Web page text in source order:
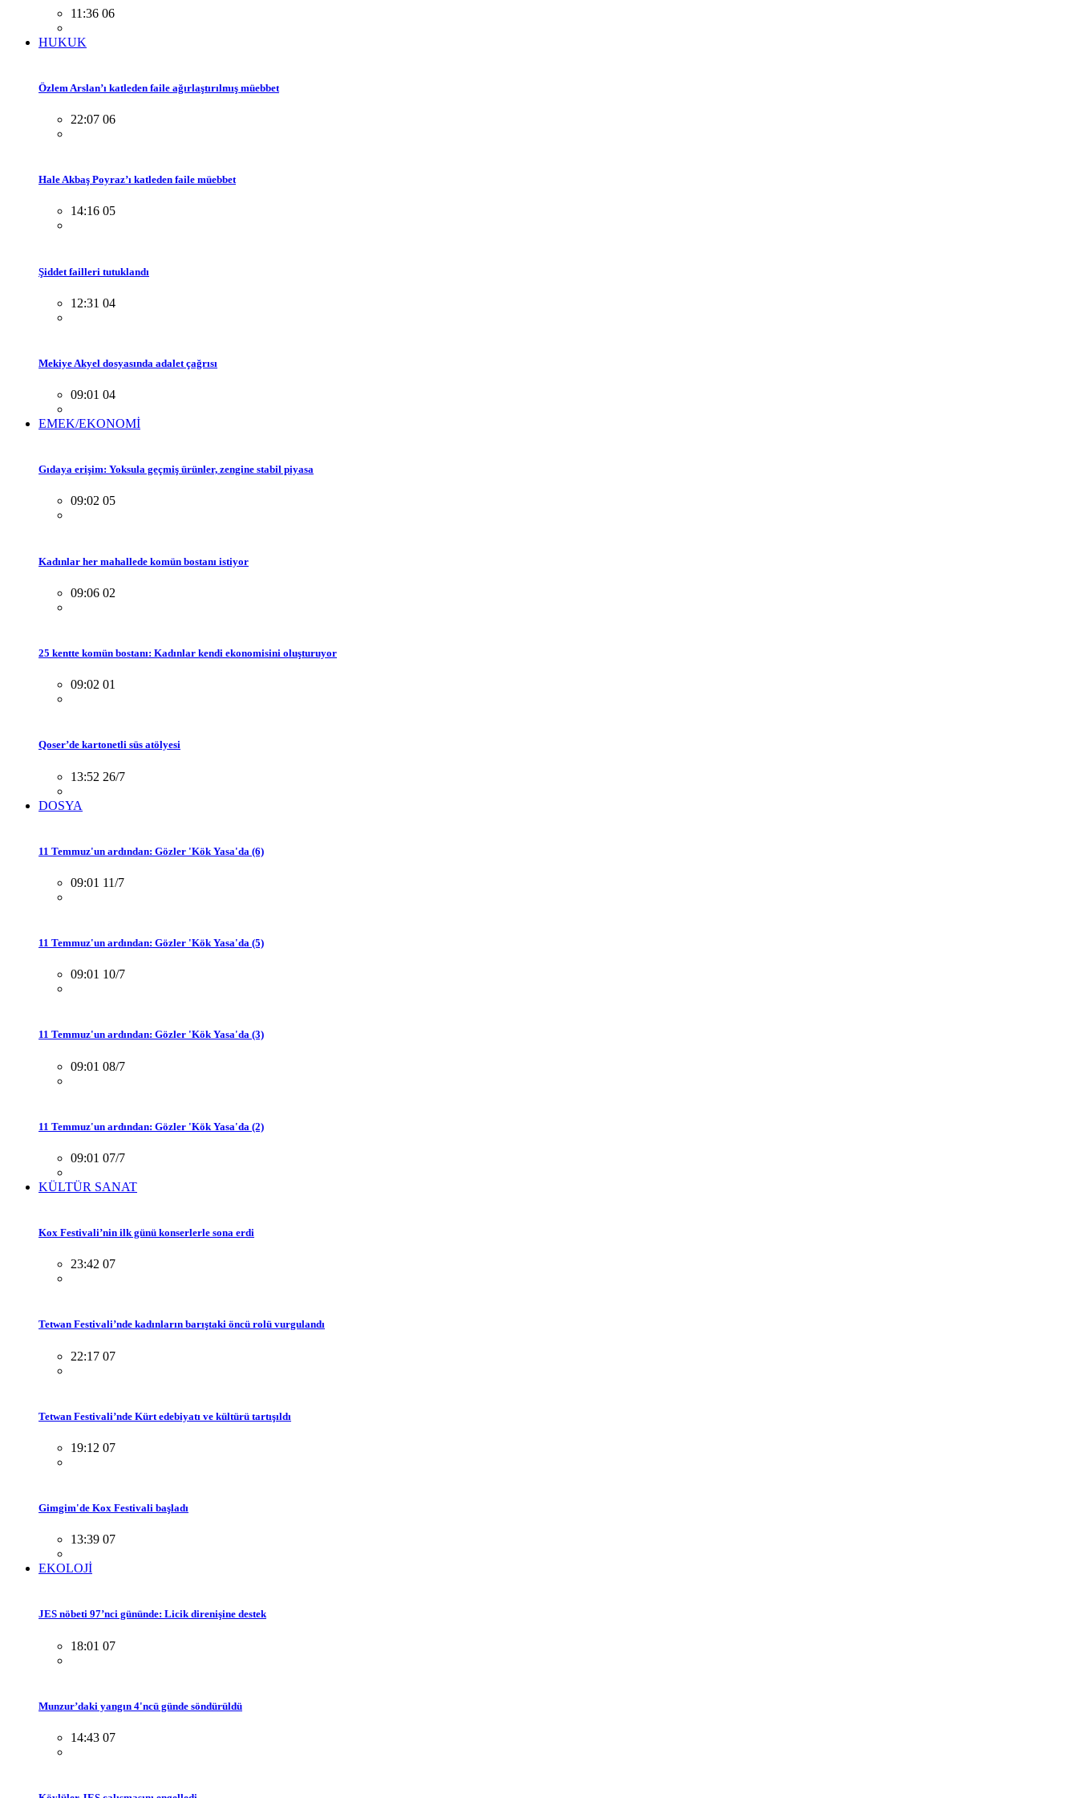
11:36 06
HUKUK
Özlem Arslan’ı katleden faile ağırlaştırılmış müebbet
22:07 06
Hale Akbaş Poyraz’ı katleden faile müebbet
14:16 05
Şiddet failleri tutuklandı
12:31 04
Mekiye Akyel dosyasında adalet çağrısı
09:01 04
EMEK/EKONOMİ
Gıdaya erişim: Yoksula geçmiş ürünler, zengine stabil piyasa
09:02 05
Kadınlar her mahallede komün bostanı istiyor
09:06 02
25 kentte komün bostanı: Kadınlar kendi ekonomisini oluşturuyor
09:02 01
Qoser’de kartonetli süs atölyesi
13:52 26/7
DOSYA
11 Temmuz'un ardından: Gözler 'Kök Yasa'da (6)
09:01 11/7
11 Temmuz'un ardından: Gözler 'Kök Yasa'da (5)
09:01 10/7
11 Temmuz'un ardından: Gözler 'Kök Yasa'da (3)
09:01 08/7
11 Temmuz'un ardından: Gözler 'Kök Yasa'da (2)
09:01 07/7
KÜLTÜR SANAT
Kox Festivali’nin ilk günü konserlerle sona erdi
23:42 07
Tetwan Festivali’nde kadınların barıştaki öncü rolü vurgulandı
22:17 07
Tetwan Festivali’nde Kürt edebiyatı ve kültürü tartışıldı
19:12 07
Gimgim'de Kox Festivali başladı
13:39 07
EKOLOJİ
JES nöbeti 97’nci gününde: Licik direnişine destek
18:01 07
Munzur’daki yangın 4'ncü günde söndürüldü
14:43 07